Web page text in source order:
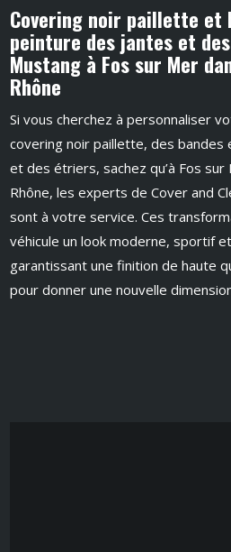
Covering noir paillette et
peinture des jantes et
Mustang à Fos sur Mer
Rhône
Si vous cherchez à personnaliser
covering noir paillette, des
et des étriers, sachez qu’à Fos sur
Rhône, les experts de Cover and
sont à votre service. Ces
véhicule un look moderne, sportif
garantissant une finition de haute
pour donner une nouvelle